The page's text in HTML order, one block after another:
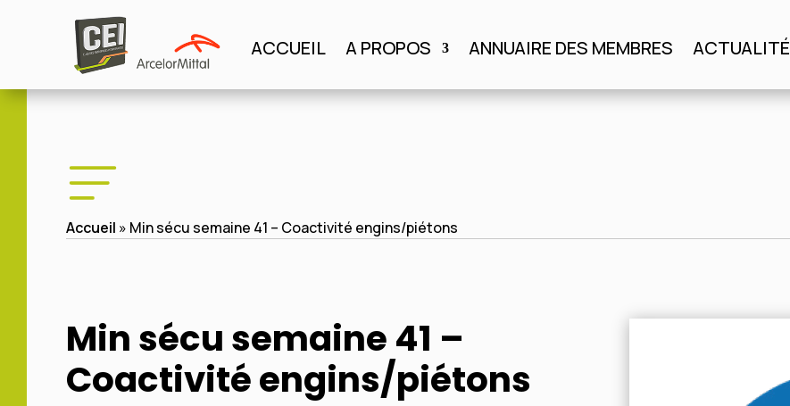
ACCUEIL A PROPOS ANNUAIRE DES MEMBRES ACTUALITÉ AGENDA
ACCUEIL A PROPOS ANNUAIRE DES MEMBRES ACTUALITÉ
Accueil » Min sécu semaine 41 – Coactivité engins/piétons
Min sécu semaine 41 –
Coactivité engins/piétons